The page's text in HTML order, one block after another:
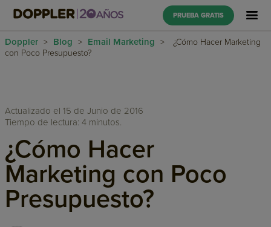
PRUEBA GRATIS
Doppler > Blog > Email Marketing >
¿Cómo Hacer Marketing
con Poco Presupuesto?
Actualizado el 15 de Junio de 2016
Tiempo de lectura: 4 minutos.
¿Cómo Hacer
Marketing con Poco
Presupuesto?